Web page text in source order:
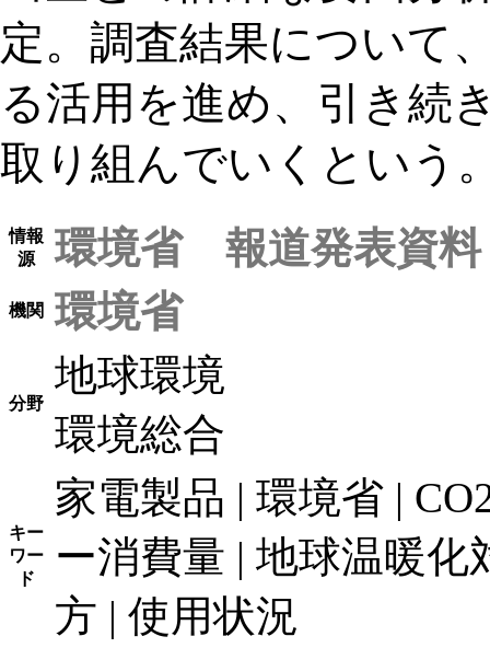
定。調査結果について
る活用を進め、引き続
取り組んでいくという
情報
源
環境省 報道発表資料
機関 環境省
分野
地球環境
環境総合
キー
ワー
ド
家電製品 | 環境省 |
ー消費量 | 地球温暖化
方 | 使用状況